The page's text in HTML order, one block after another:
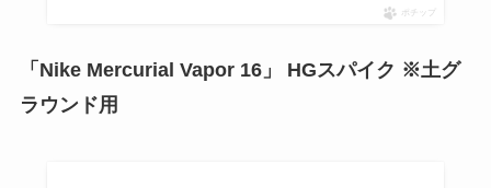
ポチップ
「Nike Mercurial Vapor 16」 HGスパイク ※土グ
ラウンド用